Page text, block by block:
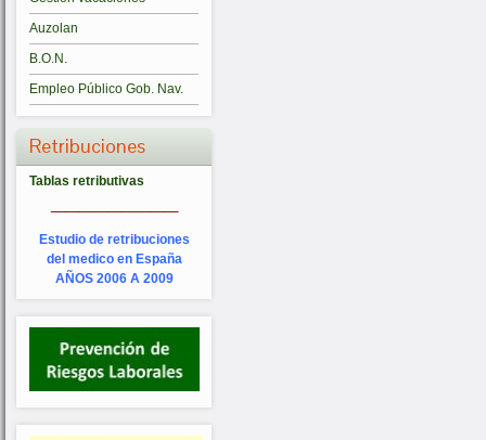
Auzolan
B.O.N.
Empleo Público Gob. Nav.
Retribuciones
Tablas retributivas
Estudio de retribuciones
del medico en España
AÑOS 2006 A 2009